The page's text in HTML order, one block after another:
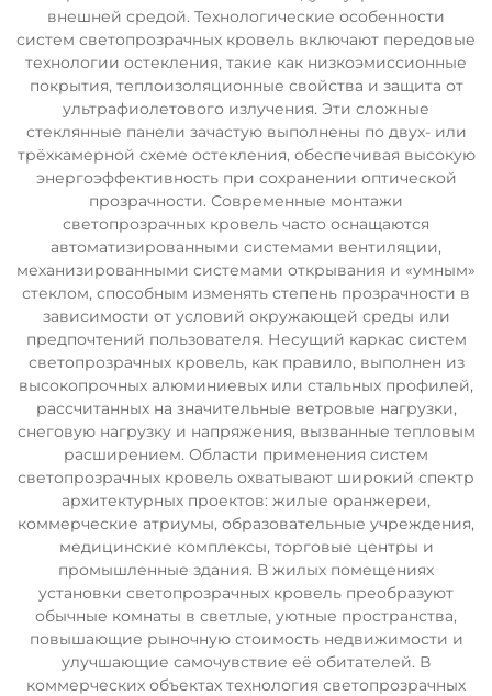
внешней средой. Технологические особенности
систем светопрозрачных кровель включают передовые
технологии остекления, такие как низкоэмиссионные
покрытия, теплоизоляционные свойства и защита от
ультрафиолетового излучения. Эти сложные
стеклянные панели зачастую выполнены по двух- или
трёхкамерной схеме остекления, обеспечивая высокую
энергоэффективность при сохранении оптической
прозрачности. Современные монтажи
светопрозрачных кровель часто оснащаются
автоматизированными системами вентиляции,
механизированными системами открывания и «умным»
стеклом, способным изменять степень прозрачности в
зависимости от условий окружающей среды или
предпочтений пользователя. Несущий каркас систем
светопрозрачных кровель, как правило, выполнен из
высокопрочных алюминиевых или стальных профилей,
рассчитанных на значительные ветровые нагрузки,
снеговую нагрузку и напряжения, вызванные тепловым
расширением. Области применения систем
светопрозрачных кровель охватывают широкий спектр
архитектурных проектов: жилые оранжереи,
коммерческие атриумы, образовательные учреждения,
медицинские комплексы, торговые центры и
промышленные здания. В жилых помещениях
установки светопрозрачных кровель преобразуют
обычные комнаты в светлые, уютные пространства,
повышающие рыночную стоимость недвижимости и
улучшающие самочувствие её обитателей. В
коммерческих объектах технология светопрозрачных